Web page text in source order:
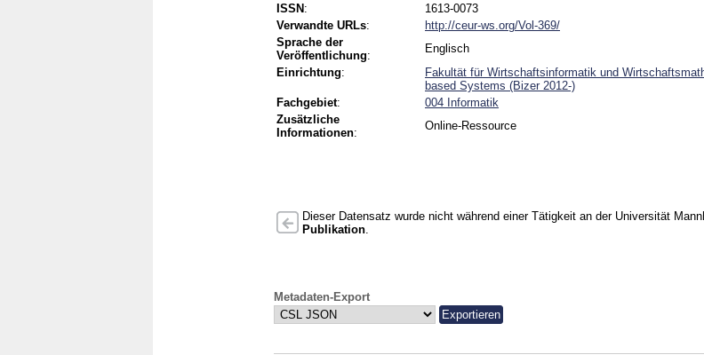
ISSN :
1613-0073
Verwandte URLs:
http://ceur-ws.org/Vol-369/
Sprache der
Veröffentlichung:
Englisch
Einrichtung:
Fakultät für Wirtschaftsinformatik und
based Systems (Bizer 2012-)
Fachgebiet:
004 Informatik
Zusätzliche
Informationen:
Online-Ressource
Dieser Datensatz wurde nicht während einer Tätigkeit an der Universität
Publikation
Metadaten-Export